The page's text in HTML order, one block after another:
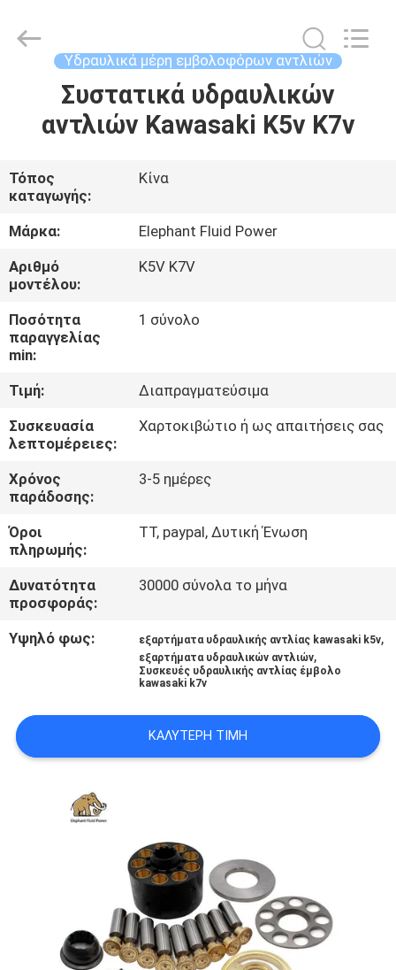
ΠΕΡΊΠΟΥ
ΕΜΕΊΣ
ΓΎΡΟΣ
ΕΡΓΟΣΤΑΣΊΩΝ
ΠΟΙΟΤΙΚΌΣ
ΜΑΣ
ΕΛΆΤΕ
ΣΕ
ΕΠΑΦΉ
ΜΕ
ΕΙΔΉΣΕΙΣ
SITEMAP
PRIVACY
Power
Co.,Ltd.
Υδραυλικά μέρη εμβολοφόρων αντλιών
Συστατικά υδραυλικών
αντλιών Kawasaki K5v K7v
Τόπος
καταγωγής:
Κίνα
Μάρκα:
Elephant Fluid Power
Αριθμό
μοντέλου:
K5V K7V
Ποσότητα
παραγγελίας
min:
1 σύνολο
Τιμή:
Διαπραγματεύσιμα
Συσκευασία
λεπτομέρειες:
Χαρτοκιβώτιο ή ως απαιτήσεις σας
Χρόνος
παράδοσης:
3-5 ημέρες
Όροι
πληρωμής:
TT, paypal, Δυτική Ένωση
Δυνατότητα
προσφοράς:
30000 σύνολα το μήνα
Υψηλό φως: εξαρτήματα υδραυλικής αντλίας kawasaki k5v,
εξαρτήματα υδραυλικών αντλιών,
Συσκευές υδραυλικής αντλίας έμβολο
kawasaki k7v
ΚΑΛΎΤΕΡΗ ΤΙΜΉ